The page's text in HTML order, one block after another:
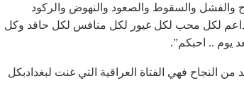
والفشل والسقوط والصعود والنهوض والركود
لكل محب لكل غيور لكل منافس لكل حاقد وكل
يوم .. احبكم”.
النجاح فهي الفتاة العراقية التي غنت لبغدادبكل